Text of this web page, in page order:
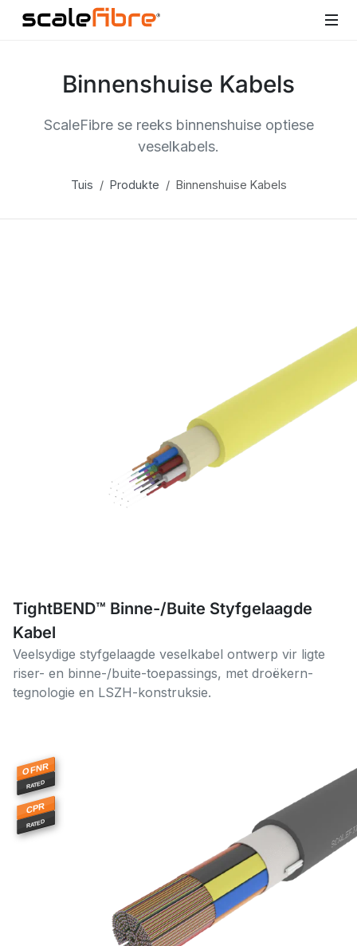
Binnenshuise Kabels
ScaleFibre se reeks binnenshuise optiese
veselkabels.
Tuis Produkte Binnenshuise Kabels
TightBEND™ Binne-/Buite Styfgelaagde
Kabel
Veelsydige styfgelaagde veselkabel ontwerp vir ligte
riser- en binne-/buite-toepassings, met droëkern-
tegnologie en LSZH-konstruksie.
OFNR
RATED
CPR
RATED